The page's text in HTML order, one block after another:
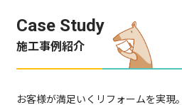
Case Study
施工事例紹介
お客様が満足いくリフォームを実現